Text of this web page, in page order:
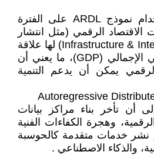
• أظهر بحث آخر استخدام نموذج ARDL على الفترة
مؤشرات الاقتصاد الرقمي (مثل انتشار
الإنترنت — Infrastructure & Internet Usage) لها علاقة
إيجابية بنمو الناتج المحلي الإجمالي (GDP)، ما يعني أن
يمكن أن يدعم التنمية
Autoregressive
أن تأخر بناء مراكز بيانات
وهجرة الكفاءات الفنية
نشر خدمات متقدمة كالحوسبة
والذكاء الاصطناعي .